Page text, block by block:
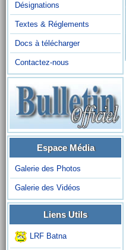
Désignations
Textes & Réglements
Docs à télécharger
Contactez-nous
Espace Média
Galerie des Photos
Galerie des Vidéos
Liens Utils
LRF Batna